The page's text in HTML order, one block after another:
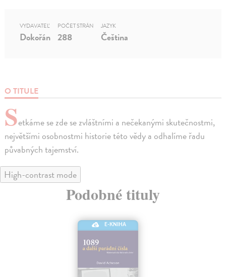
O TITULE
Setkáme se zde se zvláštními a nečekanými skutečnostmi,
největšími osobnostmi historie této vědy a odhalíme řadu
půvabných tajemství.
VYDAVATEĽ
Dokořán
POČET STRÁN
288
JAZYK
Čeština
High-contrast mode
Podobné tituly
E-KNIHA